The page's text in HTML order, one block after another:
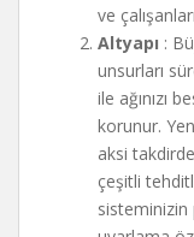
ve
Altyapı :
unsurları
ile ağınızı
korunur.
aksi
çeşitli